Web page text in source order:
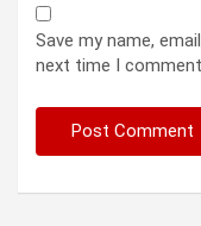
Save my name,
next time I